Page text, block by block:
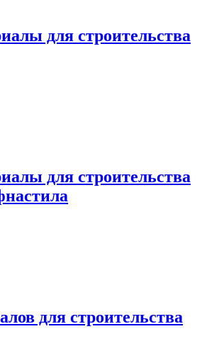
для строительства
для строительства
для строительства